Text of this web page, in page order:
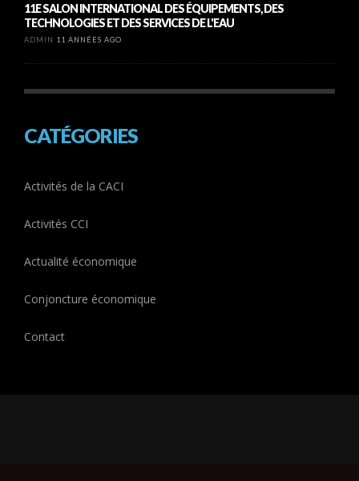
11E SALON INTERNATIONAL DES ÉQUIPEMENTS, DES
TECHNOLOGIES ET DES SERVICES DE L'EAU
ADMIN 11 ANNÉES AGO
CATÉGORIES
Activités de la CACI
Activités CCI
Actualité économique
Conjoncture économique
Contact